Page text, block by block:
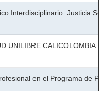
Interdisciplinario: Justicia
UNILIBRE CALICOLOMBIA
en el Programa de